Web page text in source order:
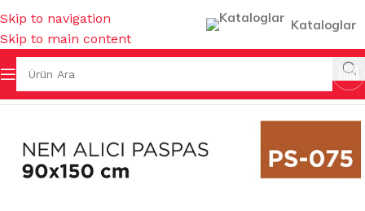
Skip to navigation
Skip to main content
Kataloglar
Ana Sayfa